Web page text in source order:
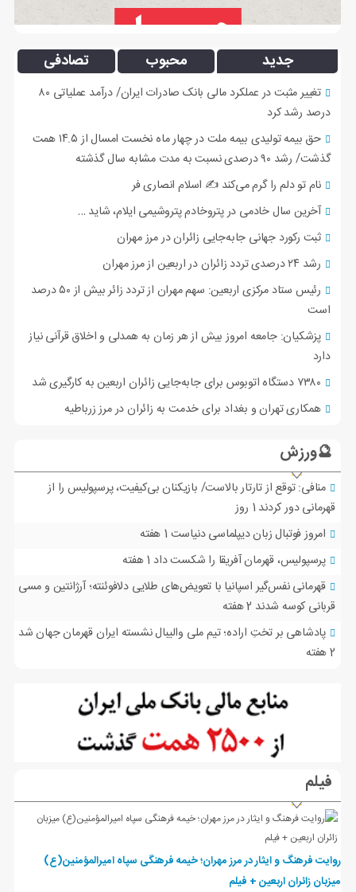
جدید محبوب تصادفی
تغییر مثبت در عملکرد مالی بانک صادرات ایران/ درآمد عملیاتی ۸۰
درصد رشد کرد
حق بیمه تولیدی بیمه ملت در چهار ماه نخست امسال از ۱۴.۵ همت
گذشت/ رشد ۹۰ درصدی نسبت به مدت مشابه سال گذشته
نام تو دلم را گرم می‌کند ✍️ اسلام انصاری فر
آخرین سال خادمی در پتروخادم پتروشیمی ایلام، شاید …
ثبت رکورد جهانی جابه‌جایی زائران در مرز مهران
رشد ۲۴ درصدی تردد زائران در اربعین از مرز مهران
رئیس ستاد مرکزی اربعین: سهم مهران از تردد زائر بیش از ۵۰ درصد
است
پزشکیان: جامعه امروز بیش از هر زمان به همدلی و اخلاق قرآنی نیاز
دارد
۷۳۸۰ دستگاه اتوبوس برای جابه‌جایی زائران اربعین به‌ کارگیری شد
همکاری تهران و بغداد برای خدمت به زائران در مرز زرباطیه
🔮ورزش
منافی: توقع از تارتار بالاست/ بازیکنان بی‌کیفیت، پرسپولیس را از
قهرمانی دور کردند 1 روز
امروز فوتبال زبان دیپلماسی دنیاست 1 هفته
پرسپولیس، قهرمان آفریقا را شکست داد 1 هفته
قهرمانی نفس‌گیر اسپانیا با تعویض‌های طلایی دلافوئنته؛ آرژانتین و مسی
قربانی کوسه شدند 2 هفته
پادشاهی بر تختِ اراده؛ تیم ملی والیبال نشسته ایران قهرمان جهان شد
2 هفته
فیلم
روایت فرهنگ و ایثار در مرز مهران؛ خیمه فرهنگی سپاه امیرالمؤمنین(ع)
میزبان زائران اربعین + فیلم